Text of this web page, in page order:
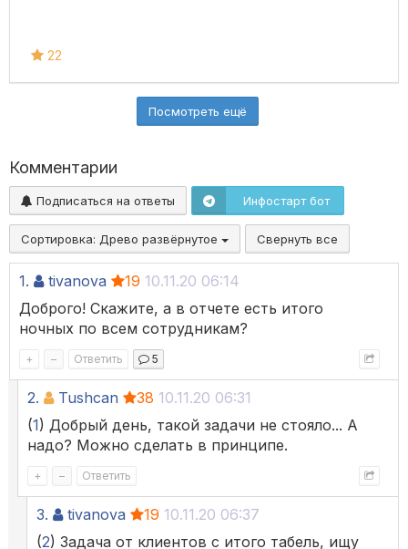
22
Посмотреть ещё
Комментарии
Подписаться на ответы Инфостарт бот
Сортировка: Древо развёрнутое Свернуть все
1. tivanova 19 10.11.20 06:14
Доброго! Скажите, а в отчете есть итого
ночных по всем сотрудникам?
+ – Ответить 5
2. Tushcan 38 10.11.20 06:31
(1) Добрый день, такой задачи не стояло... А
надо? Можно сделать в принципе.
+ – Ответить
3. tivanova 19 10.11.20 06:37
(2) Задача от клиентов с итого табель, ищу